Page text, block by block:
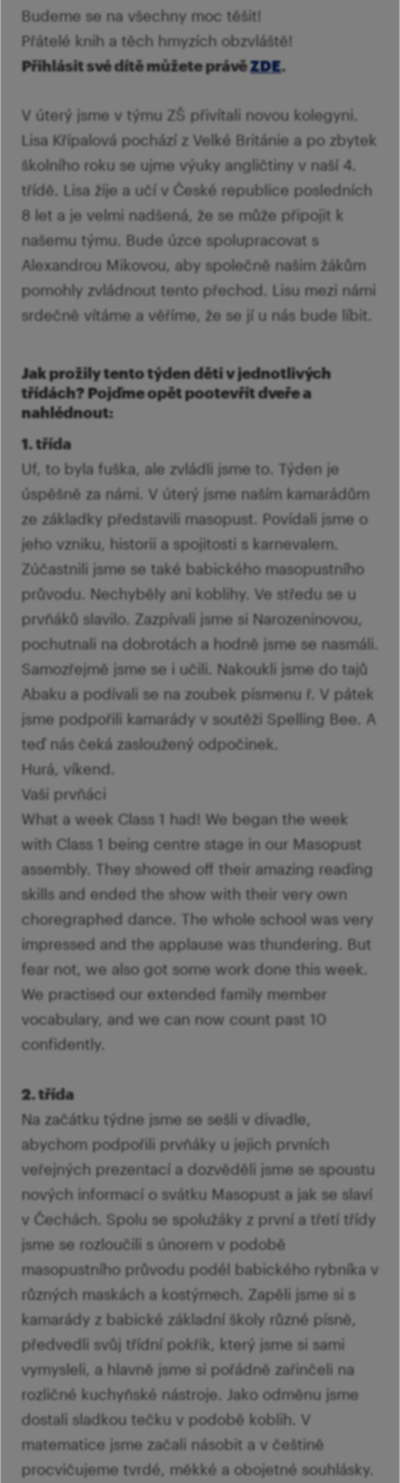
Budeme se na všechny moc těšit!
Přátelé knih a těch hmyzích obzvláště!
Přihlásit své dítě můžete právěZDE.
V úterý jsme v týmu ZŠ přivítali novou kolegyni.
Lisa Křípalová pochází z Velké Británie a po zbytek
školního roku se ujme výuky angličtiny v naší 4.
třídě. Lisa žije a učí v České republice posledních
8 let a je velmi nadšená, že se může připojit k
našemu týmu. Bude úzce spolupracovat s
Alexandrou Mikovou, aby společně našim žákům
pomohly zvládnout tento přechod. Lisu mezi námi
srdečně vítáme a věříme, že se jí u nás bude líbit.
Jak prožily tento týden děti v jednotlivých
třídách? Pojďme opět pootevřít dveře a
nahlédnout:
1. třída
Uf, to byla fuška, ale zvládli jsme to. Týden je
úspěšně za námi. V úterý jsme naším kamarádům
ze základky představili masopust. Povídali jsme o
jeho vzniku, historii a spojitosti s karnevalem.
Zúčastnili jsme se také babického masopustního
průvodu. Nechyběly ani koblihy. Ve středu se u
prvňáků slavilo. Zazpívali jsme si Narozeninovou,
pochutnali na dobrotách a hodně jsme se nasmáli.
Samozřejmě jsme se i učili. Nakoukli jsme do tajů
Abaku a podívali se na zoubek písmenu ř. V pátek
jsme podpořili kamarády v soutěži Spelling Bee. A
teď nás čeká zasloužený odpočinek.
Hurá, víkend.
Vaši prvňáci
What a week Class 1 had! We began the week
with Class 1 being centre stage in our Masopust
assembly. They showed off their amazing reading
skills and ended the show with their very own
choregraphed dance. The whole school was very
impressed and the applause was thundering. But
fear not, we also got some work done this week.
We practised our extended family member
vocabulary, and we can now count past 10
confidently.
2. třída
Na začátku týdne jsme se sešli v divadle,
abychom podpořili prvňáky u jejich prvních
veřejných prezentací a dozvěděli jsme se spoustu
nových informací o svátku Masopust a jak se slaví
v Čechách. Spolu se spolužáky z první a třetí třídy
jsme se rozloučili s únorem v podobě
masopustního průvodu podél babického rybníka v
různých maskách a kostýmech. Zapěli jsme si s
kamarády z babické základní školy různé písně,
předvedli svůj třídní pokřik, který jsme si sami
vymysleli, a hlavně jsme si pořádně zařinčeli na
rozličné kuchyňské nástroje. Jako odměnu jsme
dostali sladkou tečku v podobě koblih. V
matematice jsme začali násobit a v češtině
procvičujeme tvrdé, měkké a obojetné souhlásky.